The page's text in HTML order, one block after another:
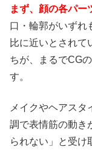
まず、顔の各パー
口・輪郭がいずれ
比に近いとされて
ちが、まるでCG
す。
メイクやヘアス
調で表情筋の動き
られない」と受け